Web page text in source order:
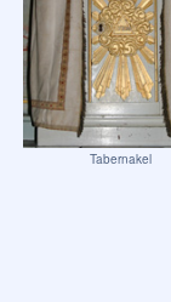
Tabernakel